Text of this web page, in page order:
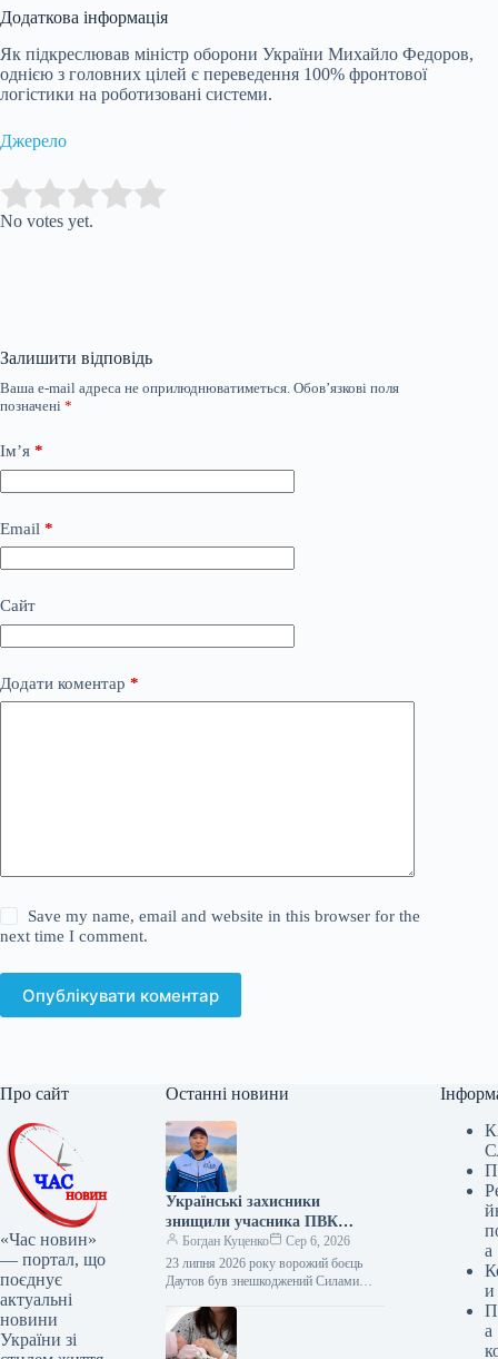
Додаткова інформація
Як підкреслював міністр оборони України Михайло Федоров,
однією з головних цілей є переведення 100% фронтової
логістики на роботизовані системи.
Джерело
Rate this item:
No votes yet.
Залишити відповідь
Ваша e-mail адреса не оприлюднюватиметься. Обов’язкові поля
позначені *
Ім’я *
Email *
Сайт
Додати коментар *
Save my name, email and website in this browser for the
next time I comment.
Опублікувати коментар
Про сайт
«Час новин»
— портал, що
поєднує
актуальні
новини
України зі
Останні новини
Українські захисники
знищили учасника ПВК
“Вагнер”, який був майстром
спорту з греко-римської
боротьби.
Богдан Куценко
Сер 6, 2026
23 липня 2026 року ворожий боєць
Даутов був знешкоджений Силами
захисники ліквідували загарбника
Беріка Даутова. Про…
а
и
а